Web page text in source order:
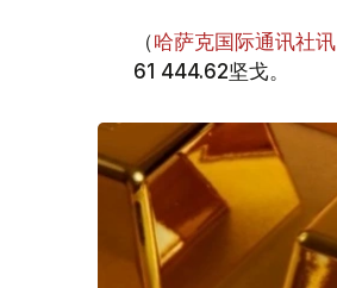
（哈萨克国际通讯社讯
61 444.62坚戈。